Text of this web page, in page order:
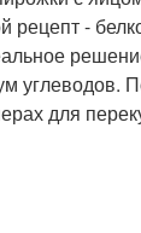
рецепт -
углеводов.
для